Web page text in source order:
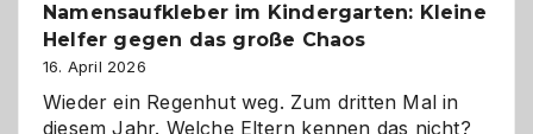
ist
eine
die
richtige
Namensaufkleber im Kindergarten: Kleine
Helfer gegen das große Chaos
16. April 2026
Wieder ein Regenhut weg. Zum dritten Mal in
diesem Jahr. Welche Eltern kennen das nicht?